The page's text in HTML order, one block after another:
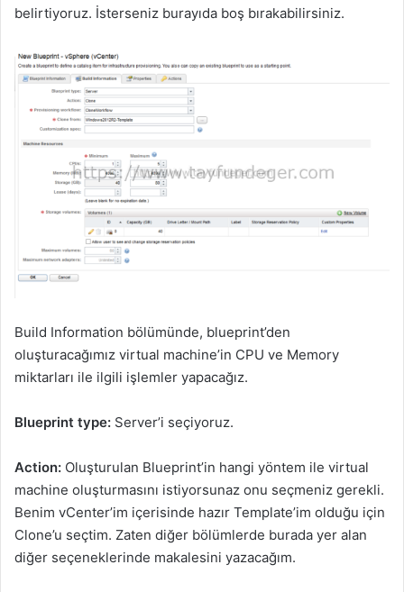
belirtiyoruz. İsterseniz burayıda boş bırakabilirsiniz.
Build Information bölümünde, blueprint’den
oluşturacağımız virtual machine’in CPU ve Memory
miktarları ile ilgili işlemler yapacağız.
Blueprint type: Server’i seçiyoruz.
Action: Oluşturulan Blueprint’in hangi yöntem ile virtual
machine oluşturmasını istiyorsunaz onu seçmeniz gerekli.
Benim vCenter’im içerisinde hazır Template’im olduğu için
Clone’u seçtim. Zaten diğer bölümlerde burada yer alan
diğer seçeneklerinde makalesini yazacağım.